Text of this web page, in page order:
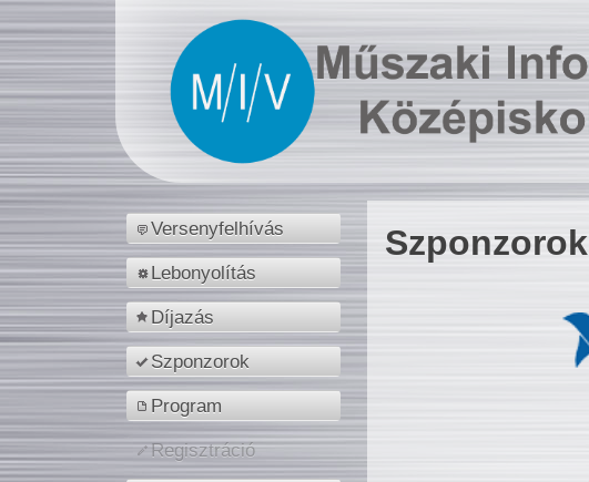
Versenyfelhívás
Lebonyolítás
Díjazás
Szponzorok
Program
Regisztráció
Szponzorok